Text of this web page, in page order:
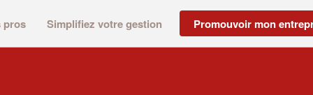
pros Simplifiez votre gestion Promouvoir mon